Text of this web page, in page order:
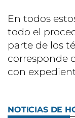
En todos
todo el
parte de los
corresponde
con
NOTICIAS DE